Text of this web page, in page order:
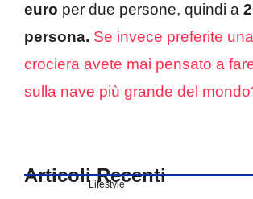
euro per due persone, quindi a
persona. Se invece preferite
crociera avete mai pensato a
sulla nave più grande del
Articoli Recenti
Lifestyle